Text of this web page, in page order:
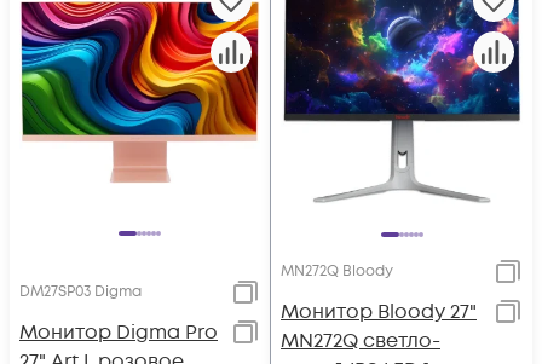
DM27SP03 Digma
Монитор Digma Pro
MN272Q Bloody
Монитор Bloody 27"
MN272Q светло-